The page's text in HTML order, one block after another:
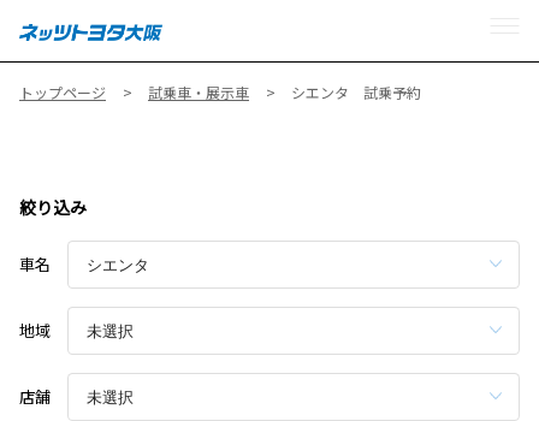
トップページ 試乗車・展示車 シエンタ 試乗予約
絞り込み
車名
地域
店舗